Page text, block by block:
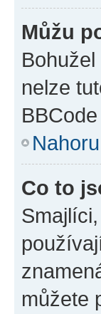
Můžu
nelze
Nahoru
Co to
můžete